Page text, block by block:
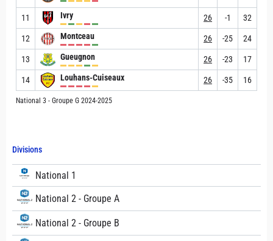
Divisions
National 1
National 2 - Groupe A
National 2 - Groupe B
11 Ivry 26 -1 32
12 Montceau 26 -25 24
13 Gueugnon 26 -23 17
14 Louhans-Cuiseaux 26 -35 16
National 3 - Groupe G 2024-2025